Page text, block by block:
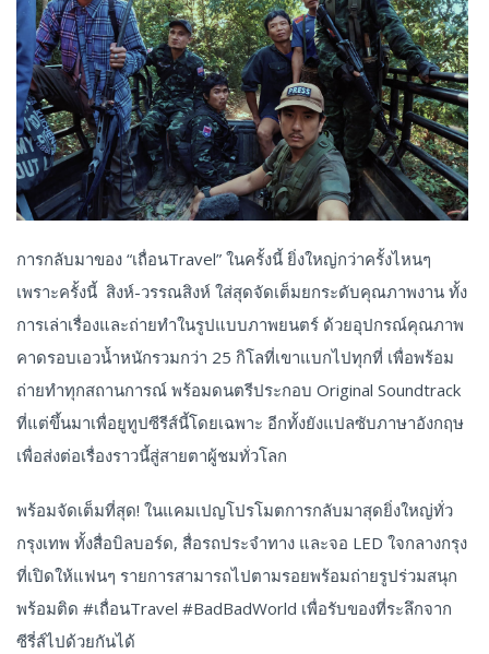
การกลับมาของ “เถื่อนTravel” ในครั้งนี้ ยิ่งใหญ่กว่าครั้งไหนๆ
เพราะครั้งนี้ สิงห์-วรรณสิงห์ ใส่สุดจัดเต็มยกระดับคุณภาพงาน ทั้ง
การเล่าเรื่องและถ่ายทำในรูปแบบภาพยนตร์ ด้วยอุปกรณ์คุณภาพ
คาดรอบเอวน้ำหนักรวมกว่า 25 กิโลที่เขาแบกไปทุกที่ เพื่อพร้อม
ถ่ายทำทุกสถานการณ์ พร้อมดนตรีประกอบ Original Soundtrack
ที่แต่ขึ้นมาเพื่อยูทูปซีรีส์นี้โดยเฉพาะ อีกทั้งยังแปลซับภาษาอังกฤษ
เพื่อส่งต่อเรื่องราวนี้สู่สายตาผู้ชมทั่วโลก
พร้อมจัดเต็มที่สุด! ในแคมเปญโปรโมตการกลับมาสุดยิ่งใหญ่ทั่ว
กรุงเทพ ทั้งสื่อบิลบอร์ด, สื่อรถประจำทาง และจอ LED ใจกลางกรุง
ที่เปิดให้แฟนๆ รายการสามารถไปตามรอยพร้อมถ่ายรูปร่วมสนุก
พร้อมติด #เถื่อนTravel #BadBadWorld เพื่อรับของที่ระลึกจาก
ซีรี่ส์ไปด้วยกันได้